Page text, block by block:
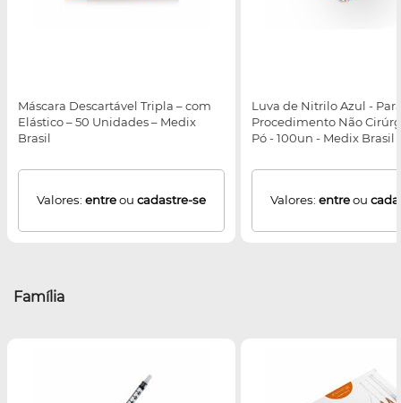
Máscara Descartável Tripla – com
Elástico – 50 Unidades – Medix
Brasil
Valores: entreou cadastre-se
Luva de Nitrilo Azul -
Procedimento Não
Pó - 100un - Medix Brasil
Valores: entreou
Família